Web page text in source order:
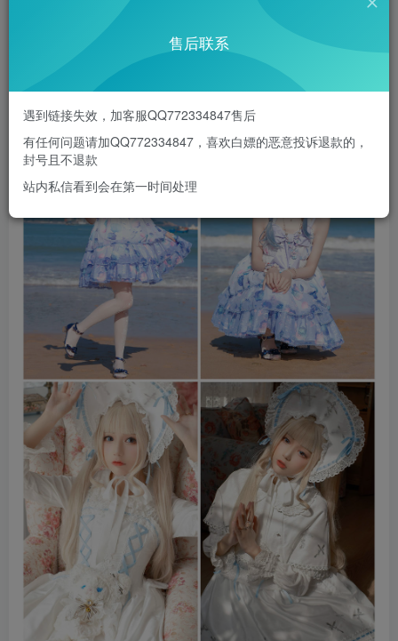
动漫、游戏等作品中的人物形象,总能准确还原角色的特征。
部分预览
售后联系
遇到链接失效，加客服QQ772334847售后
有任何问题请加QQ772334847，喜欢白嫖的恶意投诉退款的，
封号且不退款
站内私信看到会在第一时间处理